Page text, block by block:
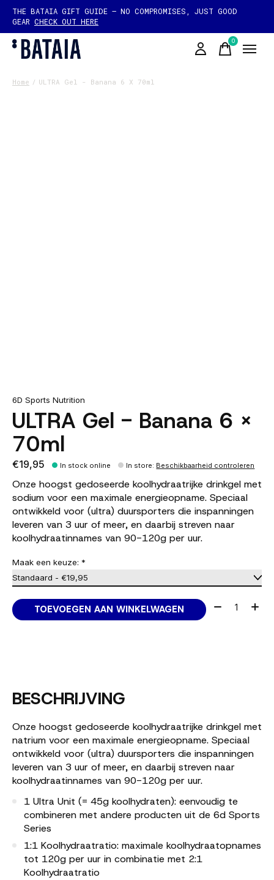
THE BATAIA GIFT GUIDE — NO COMPROMISES, JUST GOOD
GEAR CHECK OUT HERE
0items
Home / ULTRA Gel - Banana 6 X 70ml
6D Sports Nutrition
ULTRA Gel - Banana 6 X
70ml
€19,95 In stock online In store: Beschikbaarheid controleren
Onze hoogst gedoseerde koolhydraatrijke drinkgel met
sodium voor een maximale energieopname. Speciaal
ontwikkeld voor (ultra) duursporters die inspanningen
leveren van 3 uur of meer, en daarbij streven naar
koolhydraatinnames van 90-120g per uur.
Maak een keuze: *
TOEVOEGEN AAN WINKELWAGEN Aantal:
BESCHRIJVING
Onze hoogst gedoseerde koolhydraatrijke drinkgel met
natrium voor een maximale energieopname. Speciaal
ontwikkeld voor (ultra) duursporters die inspanningen
leveren van 3 uur of meer, en daarbij streven naar
koolhydraatinnames van 90-120g per uur.
1 Ultra Unit (= 45g koolhydraten): eenvoudig te
combineren met andere producten uit de 6d Sports
Series
1:1 Koolhydraatratio: maximale koolhydraatopnames
tot 120g per uur in combinatie met 2:1
Koolhydraatratio